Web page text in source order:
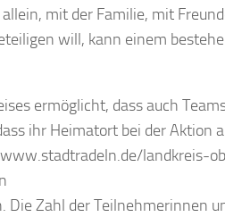
mit der Familie, mit
will, kann einem
ermöglicht, dass auch
ihr Heimatort bei der Aktion
landkreis-
Die Zahl der Teilnehmerinnen